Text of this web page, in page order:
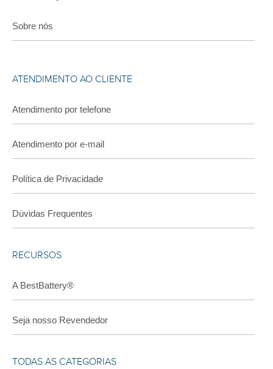
Sobre nós
ATENDIMENTO AO CLIENTE
Atendimento por telefone
Atendimento por e-mail
Política de Privacidade
Dúvidas Frequentes
RECURSOS
A BestBattery®
Seja nosso Revendedor
TODAS AS CATEGORIAS